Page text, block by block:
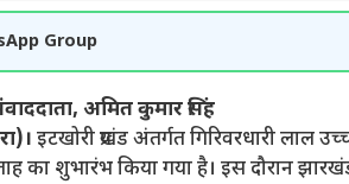
Group
अमित कुमार सिंह
इटखोरी प्रखंड अंतर्गत गिरिवरधारी लाल
का शुभारंभ किया गया है। इस दौरान झारखंड